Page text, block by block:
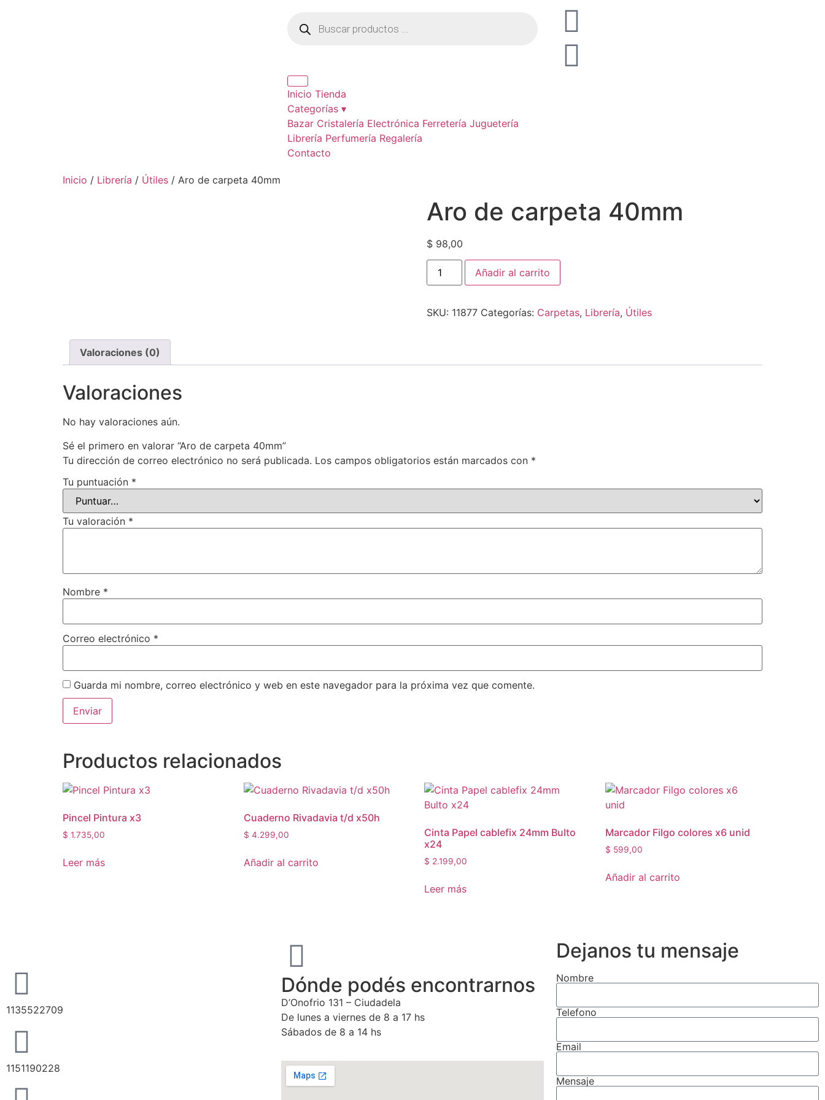
Inicio Tienda
Categorías ▾
Bazar Cristalería Electrónica Ferretería Juguetería
Librería Perfumería Regalería
Contacto
Inicio / Librería / Útiles / Aro de carpeta 40mm
Aro de carpeta 40mm
$98,00
Añadir al carrito
SKU: 11877 Categorías: Carpetas, Librería, Útiles
Valoraciones (0)
Valoraciones
No hay valoraciones aún.
Sé el primero en valorar “Aro de carpeta 40mm”
Tu dirección de correo electrónico no será publicada. Los campos obligatorios están marcados con *
Tu puntuación *
Tu valoración *
Nombre *
Correo electrónico *
Guarda mi nombre, correo electrónico y web en este navegador para la próxima vez que comente.
Productos relacionados
Pincel Pintura x3
$ 1.735,00
Leer más
Cuaderno Rivadavia t/d x50h
$ 4.299,00
Añadir al carrito
Cinta Papel cablefix 24mm Bulto
x24
$ 2.199,00
Leer más
Marcador Filgo colores x6 unid
$ 599,00
Añadir al carrito
1135522709
1151190228
Dónde podés encontrarnos
D’Onofrio 131 – Ciudadela
De lunes a viernes de 8 a 17 hs
Sábados de 8 a 14 hs
Dejanos tu mensaje
Nombre
Telefono
Email
Mensaje